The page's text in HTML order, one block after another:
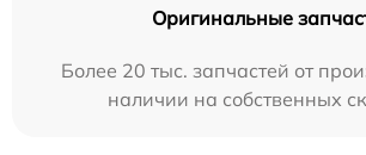
Оригинальные
Более 20 тыс. запчастей от
наличии на собственных